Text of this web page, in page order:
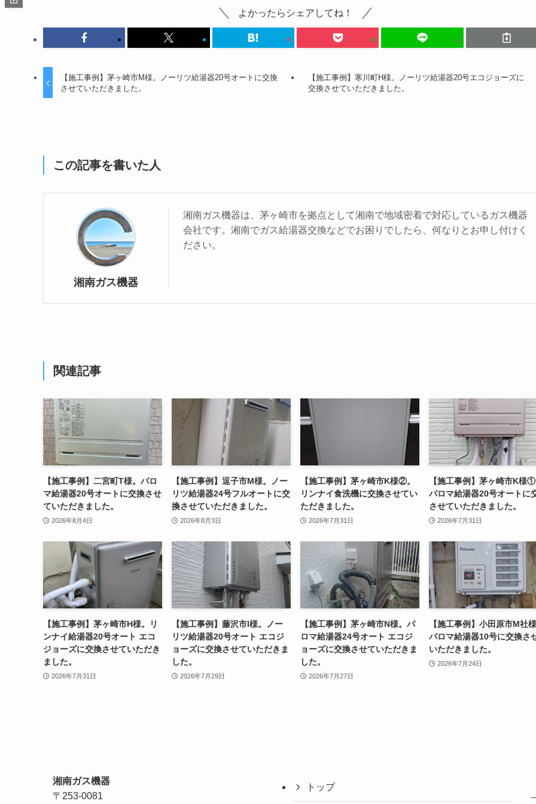
よかったらシェアしてね！
【施工事例】茅ヶ崎市M様。ノーリツ給湯器20号オートに交換
させていただきました。
【施工事例】寒川町H様。ノーリツ給湯器20号エコジョーズに
交換させていただきました。
この記事を書いた人
湘南ガス機器
湘南ガス機器は、茅ヶ崎市を拠点として湘南で地域密着で対応しているガス機器
会社です。湘南でガス給湯器交換などでお困りでしたら、何なりとお申し付けく
ださい。
関連記事
【施工事例】二宮町T様。パロ
マ給湯器20号オートに交換させ
ていただきました。
2026年8月4日
【施工事例】逗子市M様。ノー
リツ給湯器24号フルオートに交
換させていただきました。
2026年8月3日
【施工事例】茅ヶ崎市K様②。
リンナイ食洗機に交換させてい
ただきました。
2026年7月31日
【施工事例】茅ヶ崎市K様
パロマ給湯器20号オートに
させていただきました。
2026年7月31日
【施工事例】茅ヶ崎市H様。リ
ンナイ給湯器20号オート エコ
ジョーズに交換させていただき
ました。
2026年7月31日
【施工事例】藤沢市I様。ノー
リツ給湯器20号オート エコジ
ョーズに交換させていただきま
した。
2026年7月29日
【施工事例】茅ヶ崎市N様。パ
ロマ給湯器24号オート エコジ
ョーズに交換させていただきま
した。
2026年7月27日
【施工事例】小田原市M社
パロマ給湯器10号に交換さ
いただきました。
2026年7月24日
湘南ガス機器
〒253-0081
トップ